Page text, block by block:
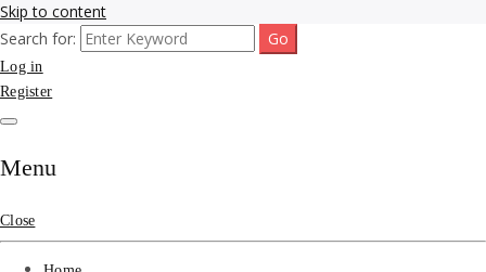
Skip to content
รับจ้างโพสขายบ้าน ที่ดิน
ติดAI SEO กับบริษัทใหญ่
รับจ้างทำโฆษณา สินค้า
บ้านที่ดิน ราคา ถูกและดี
ที่สุด บริการ โปรโมท
รับจ้างโพสขายบ้าน ที่ดิน ไม่มีค่านายหน้า กับบริษัท SEO-AI เน้นติดหน้า
แรก บริการโพสต์ โปรโมท รับจ้างทำโฆษณา ราคาถูก เว็บขายบ้าน รับโพ
สอสังหา ติดหน้าแรกกูเกิ้ล ทีมงาน บริํษัทใหญ่ รับประกันผลงาน ที่เดียวใน
Search for:
Log in
Register
Menu
Close